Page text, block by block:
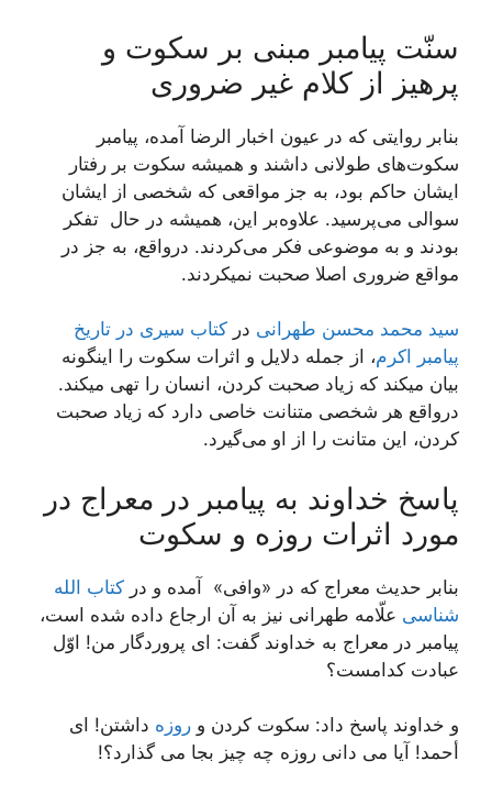
سنّت پیامبر مبنی بر سکوت و
پرهیز از کلام غیر ضروری
بنابر روایتی که در عیون اخبار الرضا آمده، پیامبر
سکوت‌های طولانی داشند و همیشه سکوت بر رفتار
ایشان حاکم بود، به جز مواقعی که شخصی از ایشان
سوالی می‌پرسید. علاوه‌بر این، همیشه در حال تفکر
بودند و به موضوعی فکر می‌کردند. درواقع، به جز در
مواقع ضروری اصلا صحبت نمیکردند.
سید محمد محسن طهرانی در کتاب سیری در تاریخ
پیامبر اکرم، از جمله دلایل و اثرات سکوت را اینگونه
بیان میکند که زیاد صحبت کردن، انسان را تهی میکند.
درواقع هر شخصی متنانت خاصی دارد که زیاد صحبت
کردن، این متانت را از او می‌گیرد.
پاسخ خداوند به پیامبر در معراج در
مورد اثرات روزه و سکوت
بنابر حدیث معراج که در «وافی» آمده و در کتاب الله
شناسی علّامه طهرانی نیز به آن ارجاع داده شده است،
پیامبر در معراج به خداوند گفت: اى پروردگار من! اوّل
عبادت کدامست؟
و خداوند پاسخ داد: سکوت کردن و روزه داشتن! اى
أحمد! آیا مى دانى روزه چه چیز بجا مى گذارد؟!